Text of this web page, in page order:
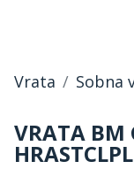
Vrata Sobna
VRATA BM
HRASTCLPL